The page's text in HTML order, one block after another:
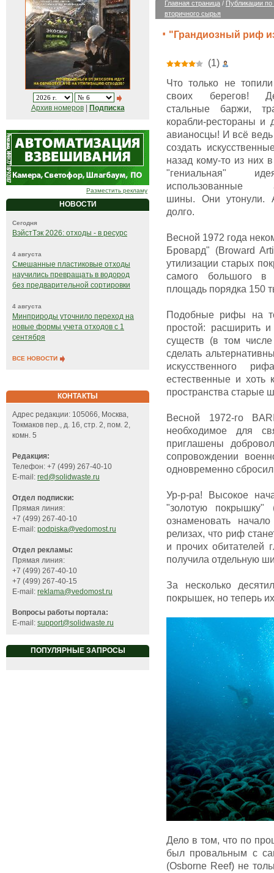
Архив номеров| Подписка
Разместить рекламу
НОВОСТИ
Сегодня
ВэйстТэк 2026: отходы - в ресурс
4 августа
Смешанные пластиковые отходы
научились превращать в водород
без предварительной сортировки
4 августа
Минприроды уточнило переход на
новые формы учета отходов с 1
сентября
ВСЕ НОВОСТИ
КОНТАКТЫ
Адрес редакции: 105066, Москва,
Токмаков пер., д. 16, стр. 2, пом. 2,
комн. 5
Редакция:
Телефон: +7 (499) 267-40-10
E-mail: red@solidwaste.ru
Отдел подписки:
Прямая линия:
+7 (499) 267-40-10
E-mail: podpiska@vedomost.ru
Отдел рекламы:
Прямая линия:
+7 (499) 267-40-10
+7 (499) 267-40-15
E-mail: reklama@vedomost.ru
Вопросы работы портала:
E-mail: support@solidwaste.ru
ПОПУЛЯРНЫЕ ЗАПРОСЫ
Главная страница / Публикации
вторичного сырья
"Грандиозный риф
(1)
Что только не
своих берегов!
стальные баржи,
корабли-рестораны и
авианосцы! И всё ведь
создать
назад кому-то из них
"гениальная"
использованные
шины. Они утонули.
долго.
Весной 1972 года
Бровард" (Broward
утилизации старых
самого большого в
площадь порядка 150
Подобные рифы на
простой: расширить
существ (в том
сделать
искусственного
естественные и хоть
пространства старые
Весной 1972-го
необходимое для
приглашены
сопровождении
одновременно
Ур-р-ра! Высокое
"золотую
ознаменовать
релизах, что риф
и прочих
получила отдельную
За несколько
покрышек, но теперь
Дело в том, что по
был провальным с
(Osborne Reef) не